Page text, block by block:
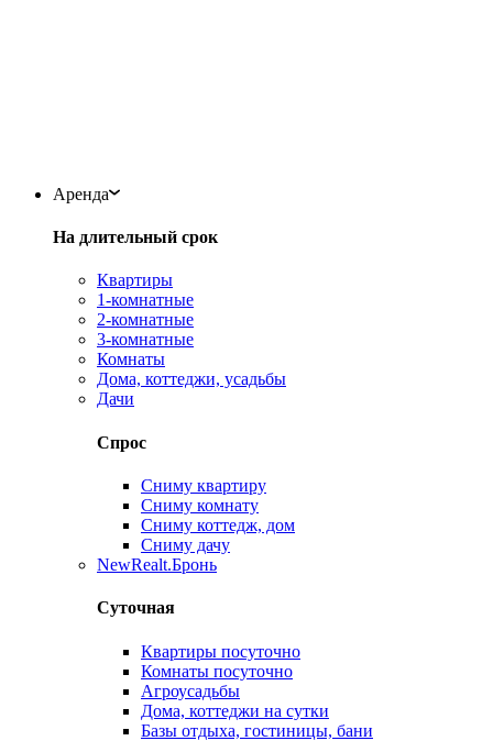
Аренда
На длительный срок
Квартиры
1-комнатные
2-комнатные
3-комнатные
Комнаты
Дома, коттеджи, усадьбы
Дачи
Спрос
Сниму квартиру
Сниму комнату
Сниму коттедж, дом
Сниму дачу
NewRealt.Бронь
Суточная
Квартиры посуточно
Комнаты посуточно
Агроусадьбы
Дома, коттеджи на сутки
Базы отдыха, гостиницы, бани